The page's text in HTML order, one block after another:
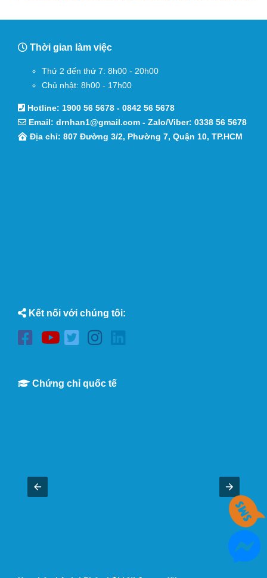
Thời gian làm việc
Thứ 2 đến thứ 7: 8h00 - 20h00
Chủ nhật: 8h00 - 17h00
Hotline: 1900 56 5678 - 0842 56 5678
Email: drnhan1@gmail.com - Zalo/Viber: 0338 56 5678
Địa chỉ: 807 Đường 3/2, Phường 7, Quận 10, TP.HCM
Kết nối với chúng tôi:
Chứng chỉ quốc tế